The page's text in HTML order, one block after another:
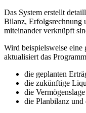
Das System erstellt
Bilanz, Erfolgsrechnung
miteinander verknüpft
Wird beispielsweise eine
aktualisiert das
die geplanten
die zukünftige
die Vermögenslage
die Planbilanz